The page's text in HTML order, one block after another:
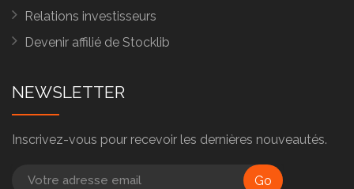
Relations investisseurs
Devenir affilié de Stocklib
NEWSLETTER
Inscrivez-vous pour recevoir les dernières nouveautés.
Go